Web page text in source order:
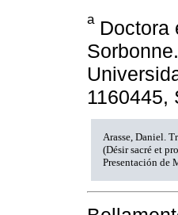
aDoctora
1160445,
Arasse, Daniel.
(Désir sacré et
Presentación de